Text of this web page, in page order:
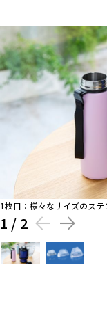
1枚目：様々なサイズのス
1 / 2